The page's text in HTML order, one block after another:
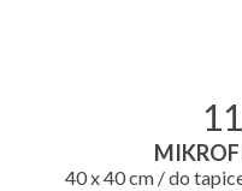
40 x 40 cm / do